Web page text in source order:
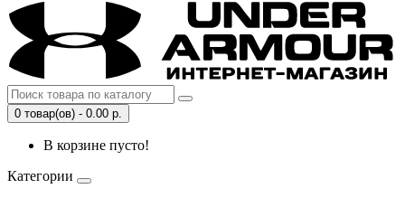
0 товар(ов) - 0.00 р.
В корзине пусто!
Категории